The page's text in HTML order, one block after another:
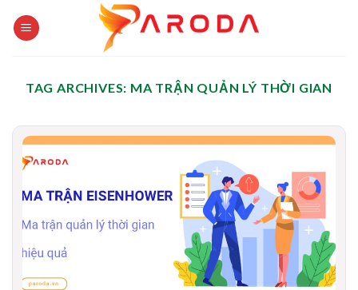
TAG ARCHIVES: MA TRẬN QUẢN LÝ THỜI GIAN